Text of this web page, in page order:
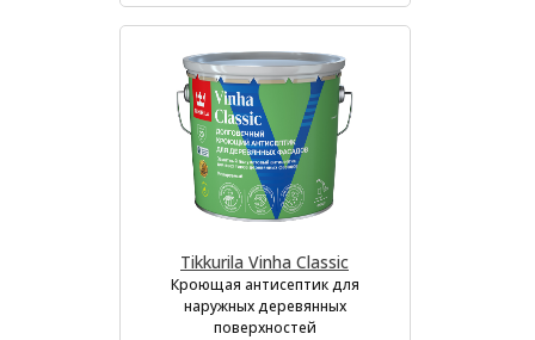
Tikkurila Vinha Classic
Кроющая антисептик для
наружных деревянных
поверхностей